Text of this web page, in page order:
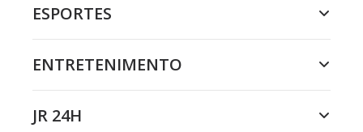
ESPORTES
ENTRETENIMENTO
JR 24H